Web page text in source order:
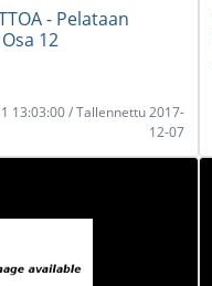
- Pelataan
12
13:03:00 / Tallennettu 2017-
12-07